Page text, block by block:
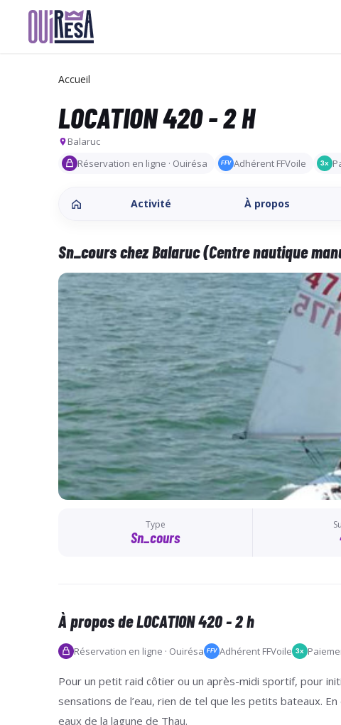
Accueil
LOCATION 420 - 2 H
Balaruc
Réservation en ligne · Ouirésa
FFV Adhérent FFVoile 3x
Activité À propos
Sn_cours chez Balaruc (Centre nautique
Type
Sn_cours
À propos de LOCATION 420 - 2 h
Réservation en ligne · Ouirésa FFV Adhérent FFVoile 3x
Pour un petit raid côtier ou un après-midi sportif, pour
sensations de l’eau, rien de tel que les petits bateaux.
eaux de la lagune de Thau.